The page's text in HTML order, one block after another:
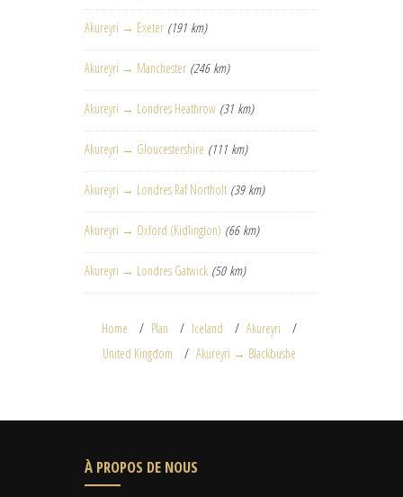
Akureyri → Exeter (191 km)
Akureyri → Manchester (246 km)
Akureyri → Londres Heathrow (31 km)
Akureyri → Gloucestershire (111 km)
Akureyri → Londres Raf Northolt (39 km)
Akureyri → Oxford (Kidlington) (66 km)
Akureyri → Londres Gatwick (50 km)
Home Plan Iceland
Akureyri
United Kingdom
Akureyri → Blackbushe
À PROPOS DE NOUS